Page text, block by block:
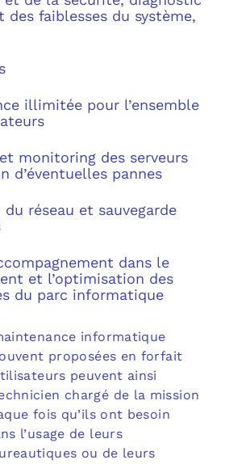
des faiblesses du système,
illimitée pour l’ensemble
monitoring des serveurs
d’éventuelles pannes
réseau et sauvegarde
dans le
et l’optimisation des
du parc informatique
informatique
proposées en forfait
peuvent ainsi
chargé de la mission
fois qu’ils ont besoin
l’usage de leurs
ou de leurs